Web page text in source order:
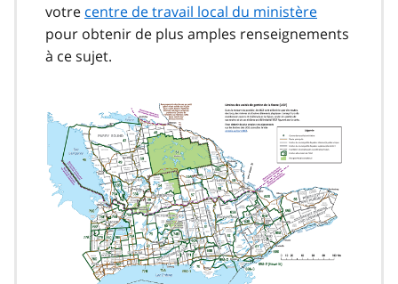
votre centre de travail local du ministère
pour obtenir de plus amples renseignements
à ce sujet.